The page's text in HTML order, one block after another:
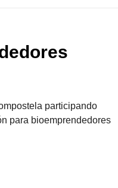
participando
para bioemprendedores